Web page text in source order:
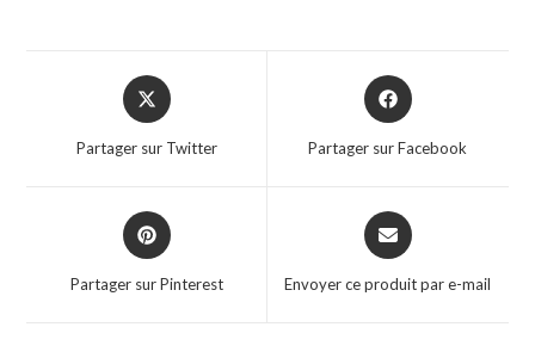
Partager sur Twitter Partager sur Facebook
Partager sur Pinterest Envoyer ce produit par e-mail